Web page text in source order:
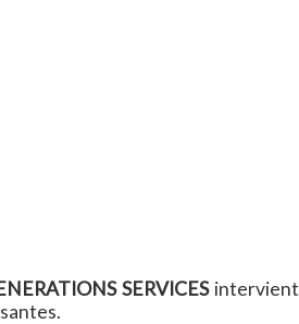
SERVICESintervient